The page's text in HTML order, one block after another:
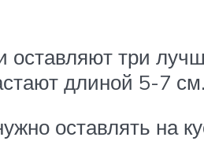
три
длиной 5-7 см.
оставлять на